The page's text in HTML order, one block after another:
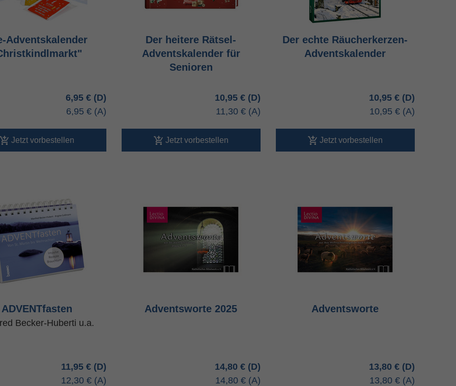
Adventskalender
6,95 €
6,95 €
Jetzt vorbestellen
Der heitere Rätsel-
Adventskalender für
Senioren
10,95 €
11,30 €
Jetzt vorbestellen
Der echte Räucherkerzen-
Adventskalender
10,95 €
10,95 €
Jetzt vorbestellen
ADVENTfasten
Becker-Huberti u.a.
11,95 €
12,30 €
Adventsworte 2025
14,80 €
14,80 €
Adventsworte
13,80 €
13,80 €